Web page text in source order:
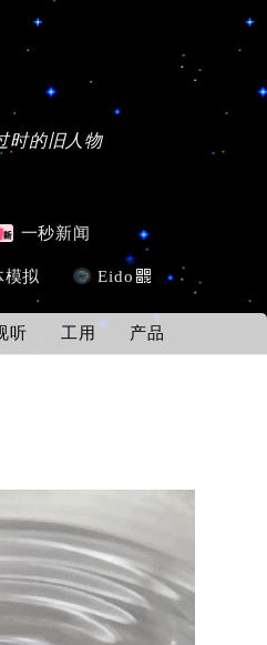
时的旧人物
一秒新闻
模拟 Eido
听 工用 产品